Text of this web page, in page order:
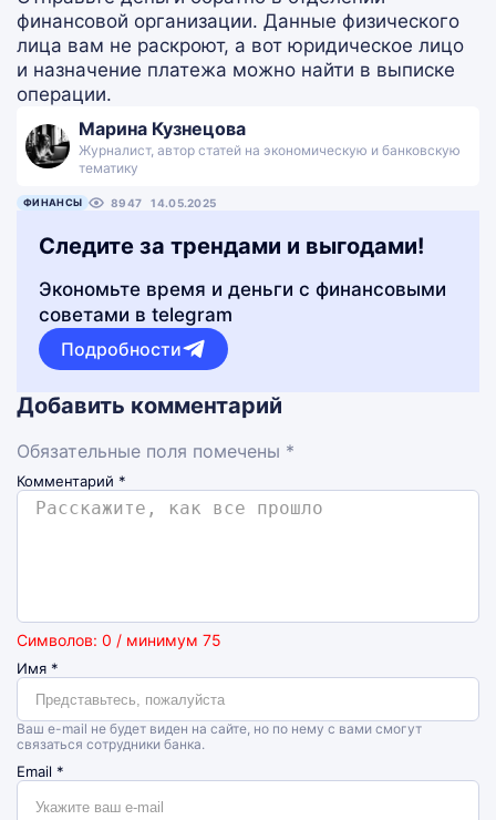
финансовой организации. Данные физического
лица вам не раскроют, а вот юридическое лицо
и назначение платежа можно найти в выписке
операции.
Марина Кузнецова
Журналист, автор статей на экономическую и банковскую
тематику
ФИНАНСЫ 8947 14.05.2025
Следите за трендами и выгодами!
Экономьте время и деньги с финансовыми
советами в telegram
Подробности
Добавить комментарий
Обязательные поля помечены *
Комментарий *
Символов: 0 / минимум 75
Имя *
Ваш e-mail не будет виден на сайте, но по нему с вами смогут
связаться сотрудники банка.
Email *